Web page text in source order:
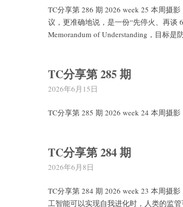
TC分享第 286 期 2026 week 25 本周摄
议，更准确地说，是一份“先停火、再谈
Memorandum of Understanding，目标
TC分享第 285 期
2026年6月15日
TC分享第 285 期 2026 week 24 本周摄
TC分享第 284 期
2026年6月8日
TC分享第 284 期 2026 week 23 本周摄
工智能可以实现自我进化时，人类的监